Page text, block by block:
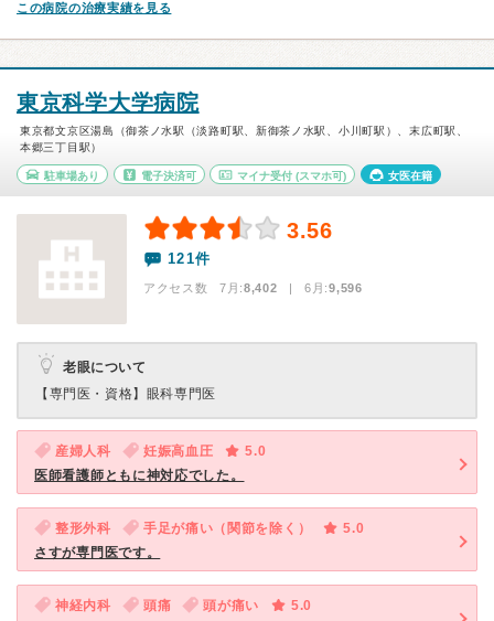
この病院の治療実績を見る
東京科学大学病院
東京都文京区湯島（御茶ノ水駅（淡路町駅、新御茶ノ水駅、小川町駅）、末広町駅、
本郷三丁目駅）
駐車場あり 電子決済可 マイナ受付 (スマホ可) 女医在籍
3.56
121件
アクセス数 7月:8,402 | 6月:9,596
老眼について
【専門医・資格】 眼科専門医
産婦人科 妊娠高血圧
5.0
医師看護師ともに神対応でした。
整形外科 手足が痛い（関節を除く）
5.0
さすが専門医です。
神経内科 頭痛 頭が痛い
5.0